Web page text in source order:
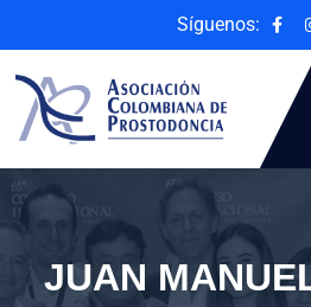
Síguenos:
JUAN